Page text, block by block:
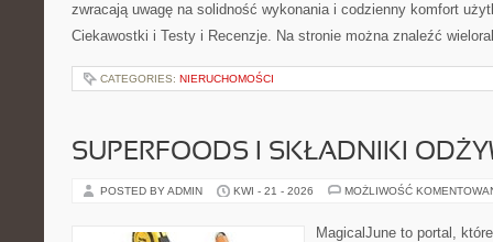
zwracają uwagę na solidność wykonania i codzienny komfort
Ciekawostki i Testy i Recenzje. Na stronie można znaleźć
CATEGORIES: NIERUCHOMOŚCI
SUPERFOODS I SKŁADNIKI
POSTED BY ADMIN KWI - 21 - 2026 MOŻLIWOŚĆ
MagicalJune to portal,